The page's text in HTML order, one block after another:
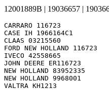
12001889B | 19036657 |
CARRARO 116723
CASE IH 1966164C1
CLAAS 03215560
FORD NEW HOLLAND 116723
IVECO 42558665
JOHN DEERE ER116723
NEW HOLLAND 83952335
NEW HOLLAND 9968001
VALTRA KH1213